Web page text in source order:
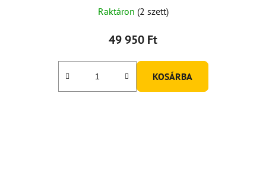
Raktáron (2 szett)
49 950 Ft
KOSÁRBA